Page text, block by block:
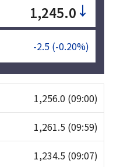
1,245.0 ↓
-2.5 (-0.20%)
1,256.0 (09:00)
1,261.5 (09:59)
1,234.5 (09:07)